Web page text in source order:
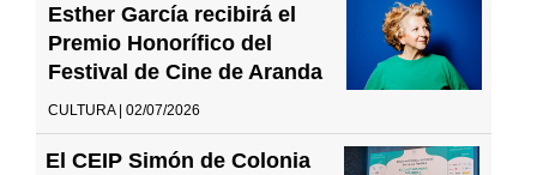
Esther García recibirá el
Premio Honorífico del
Festival de Cine de Aranda
CULTURA | 02/07/2026
El CEIP Simón de Colonia